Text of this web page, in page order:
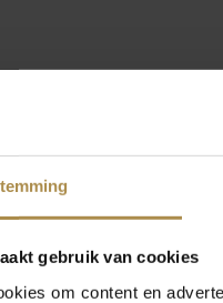
gebruik van cookies
om content en